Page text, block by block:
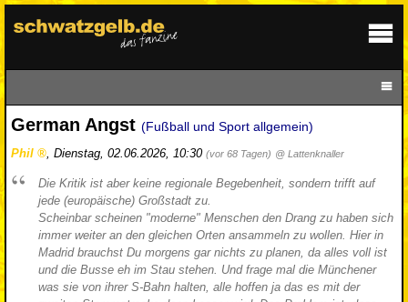
German Angst (Fußball und Sport allgemein)
Phil , Dienstag, 02.06.2026, 10:30 (vor 68 Tagen) @ Lattenknaller
Die Kritik ist aber keine regionale Begebenheit, sondern trifft auf
jede (europäische) Großstadt zu.
Scheinbar scheinen "moderne" Menschen den Drang zu haben sich
immer weiter an den gleichen Orten ansammeln zu wollen. Hier in
Madrid brauchst Du morgens gar nichts zu planen, da alles voll ist
und die Busse eh im Stau stehen. Und frage mal die Münchener
was sie von ihrer S-Bahn halten, alle hoffen ja das es mit der